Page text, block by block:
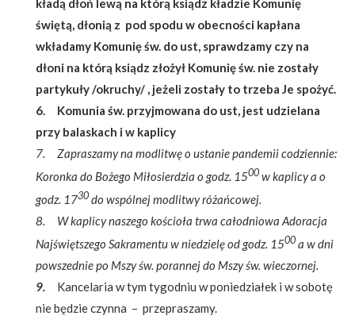
kładą dłoń lewą na którą ksiądz kładzie Komunię
świętą, dłonią z pod spodu w obecności kapłana
wkładamy Komunię św. do ust, sprawdzamy czy na
dłoni na którą ksiądz złożył Komunię św. nie zostały
partykuły /okruchy/ , jeżeli zostały to trzeba Je spożyć.
6. Komunia św. przyjmowana do ust, jest udzielana
przy balaskach i w kaplicy
7. Zapraszamy na modlitwę o ustanie pandemii codziennie:
Koronka do Bożego Miłosierdzia o godz. 1500 w kaplicy a o
godz. 1730 do wspólnej modlitwy różańcowej.
8. W kaplicy naszego kościoła trwa całodniowa Adoracja
Najświętszego Sakramentu w niedzielę od godz. 1500 a w dni
powszednie po Mszy św. porannej do Mszy św. wieczornej.
9. Kancelaria w tym tygodniu w poniedziałek i w sobotę
nie będzie czynna – przepraszamy.